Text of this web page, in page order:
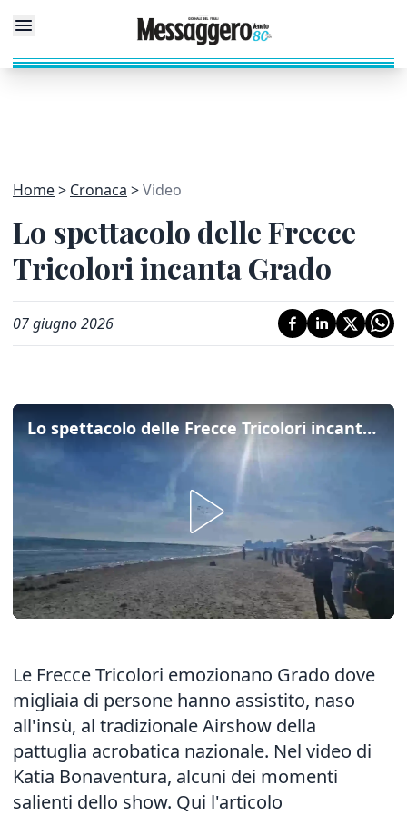
Home Cronaca Video
Lo spettacolo delle Frecce
Tricolori incanta Grado
07 giugno 2026
Lo spettacolo delle Frecce Tricolori incanta Grado
Le Frecce Tricolori emozionano Grado dove
migliaia di persone hanno assistito, naso
all'insù, al tradizionale Airshow della
pattuglia acrobatica nazionale. Nel video di
Katia Bonaventura, alcuni dei momenti
salienti dello show. Qui l'articolo